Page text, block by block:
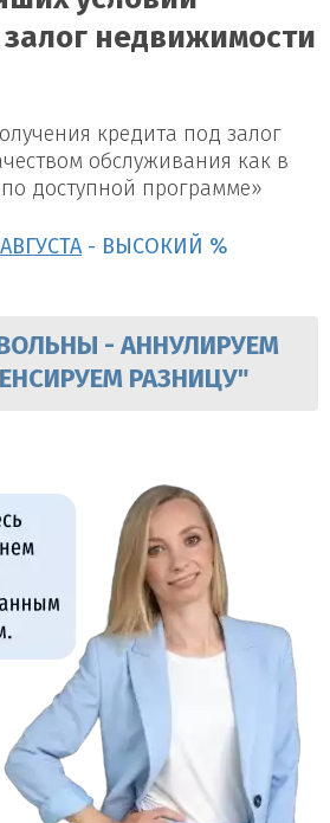
недвижимости
кредита под залог
обслуживания как в
доступной программе»
- ВЫСОКИЙ %
- АННУЛИРУЕМ
РАЗНИЦУ"